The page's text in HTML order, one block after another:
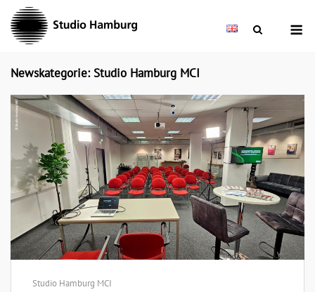
Skip
content
Newskategorie: Studio Hamburg MCI
Studio Hamburg MCI